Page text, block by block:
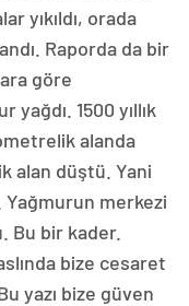
yıkıldı, orada
Raporda da bir
göre
1500 yıllık
alanda
alan düştü. Yani
merkezi
Bu bir kader.
bize cesaret
yazı bize güven